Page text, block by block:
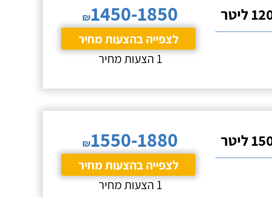
₪1450-1850
לצפייה בהצעות מחיר
1 הצעות מחיר
₪1550-1880
לצפייה בהצעות מחיר
1 הצעות מחיר